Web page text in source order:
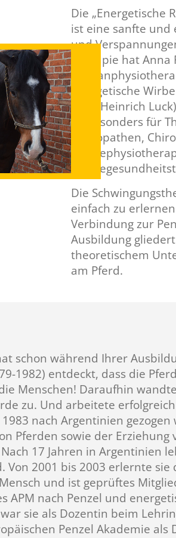
Die „Energetische
ist eine sanfte und
und
Therapie hat
energetische
nach Heinrich
ist besonders für
Osteopathen,
Die
einfach zu
Verbindung zur
Ausbildung
theoretischem
am Pferd.
schon während Ihrer
1982) entdeckt, dass die
Menschen! Daraufhin
zu. Und arbeitete
nach Argentinien
Pferden sowie der Erziehung
17 Jahren in Argentinien
2001 bis 2003 erlernte sie
und ist geprüftes
APM nach Penzel und
sie als Dozentin beim
Penzel Akademie als